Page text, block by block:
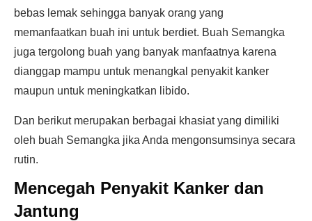
bebas lemak sehingga banyak orang yang
memanfaatkan buah ini untuk berdiet. Buah Semangka
juga tergolong buah yang banyak manfaatnya karena
dianggap mampu untuk menangkal penyakit kanker
maupun untuk meningkatkan libido.
Dan berikut merupakan berbagai khasiat yang dimiliki
oleh buah Semangka jika Anda mengonsumsinya secara
rutin.
Mencegah Penyakit Kanker dan
Jantung